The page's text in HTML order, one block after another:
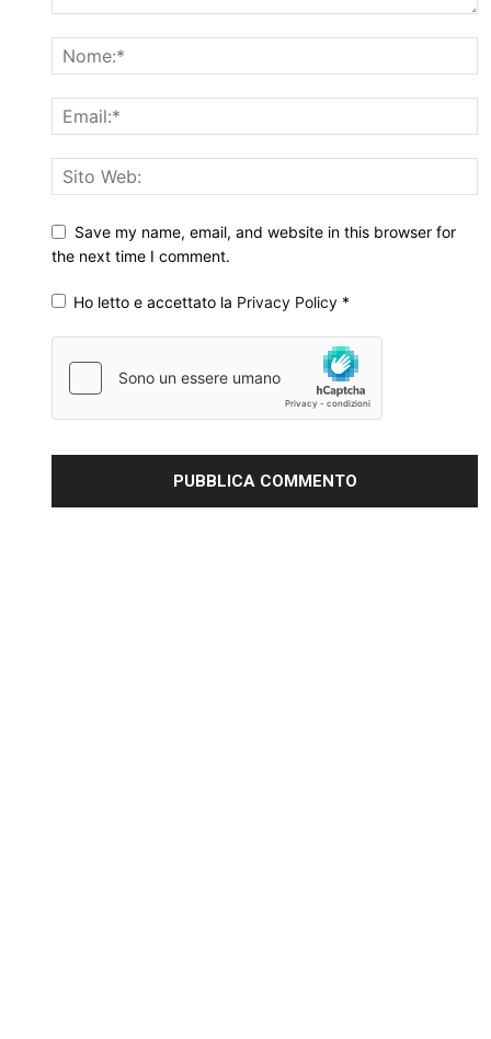
Save my name, email, and website in this browser for
the next time I comment.
Ho letto e accettato la Privacy Policy *